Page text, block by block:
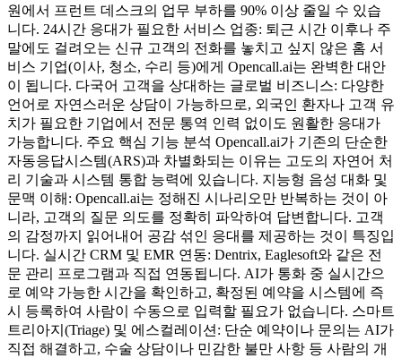
원에서 프런트 데스크의 업무 부하를 90% 이상 줄일 수 있습
니다. 24시간 응대가 필요한 서비스 업종: 퇴근 시간 이후나 주
말에도 걸려오는 신규 고객의 전화를 놓치고 싶지 않은 홈 서
비스 기업(이사, 청소, 수리 등)에게 Opencall.ai는 완벽한 대안
이 됩니다. 다국어 고객을 상대하는 글로벌 비즈니스: 다양한
언어로 자연스러운 상담이 가능하므로, 외국인 환자나 고객 유
치가 필요한 기업에서 전문 통역 인력 없이도 원활한 응대가
가능합니다. 주요 핵심 기능 분석 Opencall.ai가 기존의 단순한
자동응답시스템(ARS)과 차별화되는 이유는 고도의 자연어 처
리 기술과 시스템 통합 능력에 있습니다. 지능형 음성 대화 및
문맥 이해: Opencall.ai는 정해진 시나리오만 반복하는 것이 아
니라, 고객의 질문 의도를 정확히 파악하여 답변합니다. 고객
의 감정까지 읽어내어 공감 섞인 응대를 제공하는 것이 특징입
니다. 실시간 CRM 및 EMR 연동: Dentrix, Eaglesoft와 같은 전
문 관리 프로그램과 직접 연동됩니다. AI가 통화 중 실시간으
로 예약 가능한 시간을 확인하고, 확정된 예약을 시스템에 즉
시 등록하여 사람이 수동으로 입력할 필요가 없습니다. 스마트
트리아지(Triage) 및 에스컬레이션: 단순 예약이나 문의는 AI가
직접 해결하고, 수술 상담이나 민감한 불만 사항 등 사람의 개